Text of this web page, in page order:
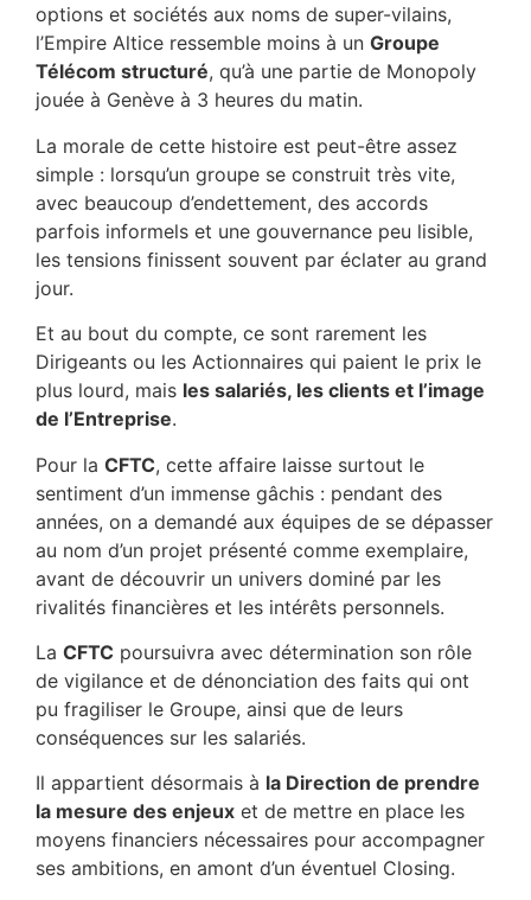
options et sociétés aux noms de super-vilains,
l’Empire Altice ressemble moins à un Groupe
Télécom structuré, qu’à une partie de Monopoly
jouée à Genève à 3 heures du matin.
La morale de cette histoire est peut-être assez
simple : lorsqu’un groupe se construit très vite,
avec beaucoup d’endettement, des accords
parfois informels et une gouvernance peu lisible,
les tensions finissent souvent par éclater au grand
jour.
Et au bout du compte, ce sont rarement les
Dirigeants ou les Actionnaires qui paient le prix le
plus lourd, mais les salariés, les clients et l’image
de l’Entreprise.
Pour la CFTC, cette affaire laisse surtout le
sentiment d’un immense gâchis : pendant des
années, on a demandé aux équipes de se dépasser
au nom d’un projet présenté comme exemplaire,
avant de découvrir un univers dominé par les
rivalités financières et les intérêts personnels.
La CFTC poursuivra avec détermination son rôle
de vigilance et de dénonciation des faits qui ont
pu fragiliser le Groupe, ainsi que de leurs
conséquences sur les salariés.
Il appartient désormais à la Direction de prendre
la mesure des enjeux et de mettre en place les
moyens financiers nécessaires pour accompagner
ses ambitions, en amont d’un éventuel Closing.